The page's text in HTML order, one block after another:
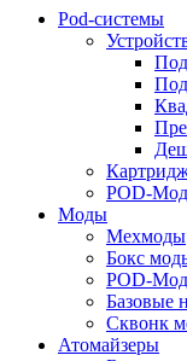
Pod-системы
POD-
Моды
Мехмоды
Бокс
POD-
Базовые
Сквонк
Атомайзеры